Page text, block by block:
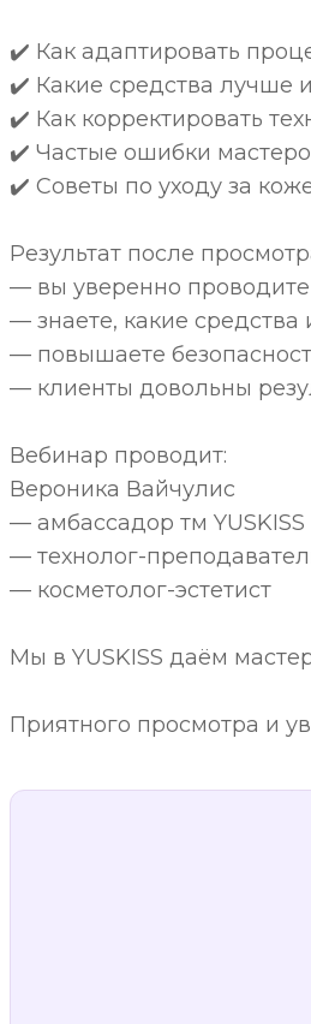
✔️ Как адаптировать
✔️ Какие средства лучше
✔️ Как корректировать
✔️ Частые ошибки
✔️ Советы по уходу за
Результат после
— вы уверенно
— знаете, какие
— повышаете
— клиенты довольны
Вебинар проводит:
Вероника Вайчулис
— амбассадор тм YUSKISS
— технолог-
— косметолог-эстетист
Мы в YUSKISS даём
Приятного просмотра и